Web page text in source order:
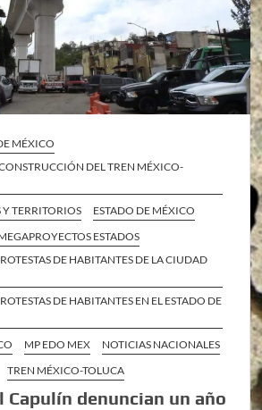
MÉXICO
DEL TREN MÉXICO-
Y TERRITORIOS
ESTADO DE MÉXICO
ESTADOS
DE HABITANTES DE LA CIUDAD
DE HABITANTES EN EL ESTADO DE
MP EDO MEX
NOTICIAS NACIONALES
TREN MÉXICO-TOLUCA
Capulín denuncian un año